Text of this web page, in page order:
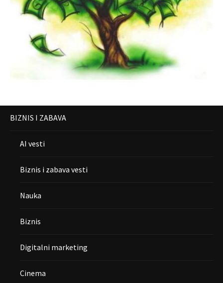
BIZNIS I ZABAVA
AI vesti
Biznis i zabava vesti
Nauka
Biznis
Digitalni marketing
Cinema